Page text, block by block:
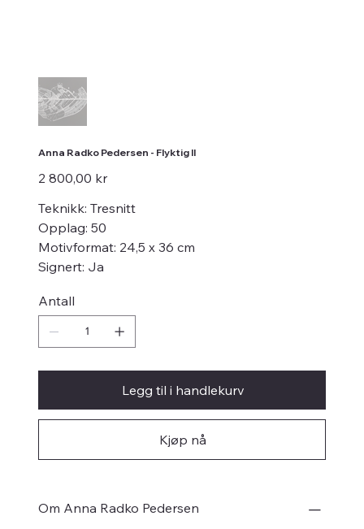
Anna Radko Pedersen - Flyktig II
Pris
2 800,00 kr
Teknikk: Tresnitt
Opplag: 50
Motivformat: 24,5 x 36 cm
Signert: Ja
Antall
Legg til i handlekurv
Kjøp nå
Om Anna Radko Pedersen